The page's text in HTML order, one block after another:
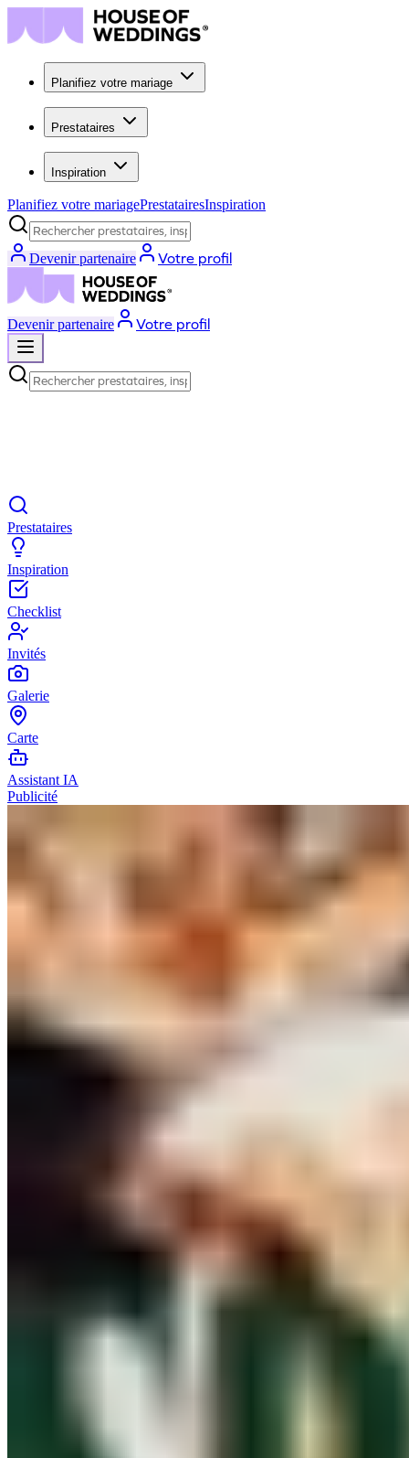
Planifiez votre mariage
Prestataires
Inspiration
Planifiez votre mariagePrestatairesInspiration
Rechercher prestataires, inspiration...
Devenir partenaire Votre profil
Devenir partenaire Votre profil
Rechercher prestataires, inspiration...
Prestataires
Inspiration
Checklist
Invités
Galerie
Carte
Assistant IA
Publicité